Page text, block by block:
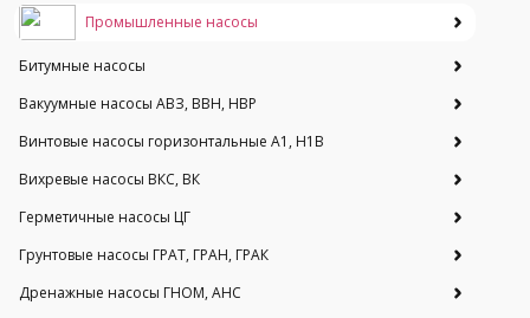
Промышленные насосы
Битумные насосы
Вакуумные насосы АВЗ, ВВН, НВР
Винтовые насосы горизонтальные А1, Н1В
Вихревые насосы ВКС, ВК
Герметичные насосы ЦГ
Грунтовые насосы ГРАТ, ГРАН, ГРАК
Дренажные насосы ГНОМ, АНС